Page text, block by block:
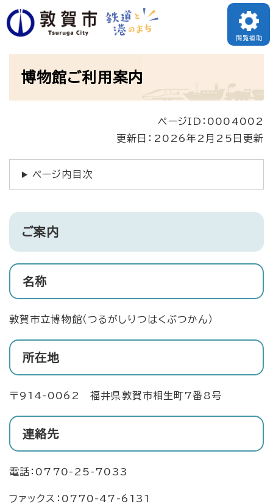
ペ
ー
閲覧補助
博物館ご利用案内
ページID：0004002
更新日：2026年2月25日更新
ページ内目次
ご案内
名称
敦賀市立博物館（つるがしりつはくぶつかん）
所在地
〒914-0062 福井県敦賀市相生町7番8号
連絡先
電話：0770-25-7033
ファックス：0770-47-6131